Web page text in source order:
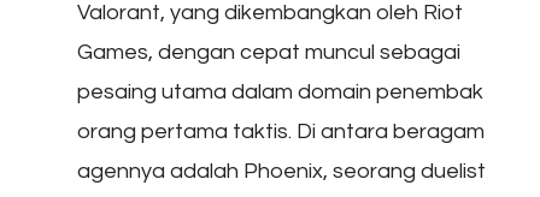
Valorant, yang dikembangkan oleh Riot
Games, dengan cepat muncul sebagai
pesaing utama dalam domain penembak
orang pertama taktis. Di antara beragam
agennya adalah Phoenix, seorang duelist